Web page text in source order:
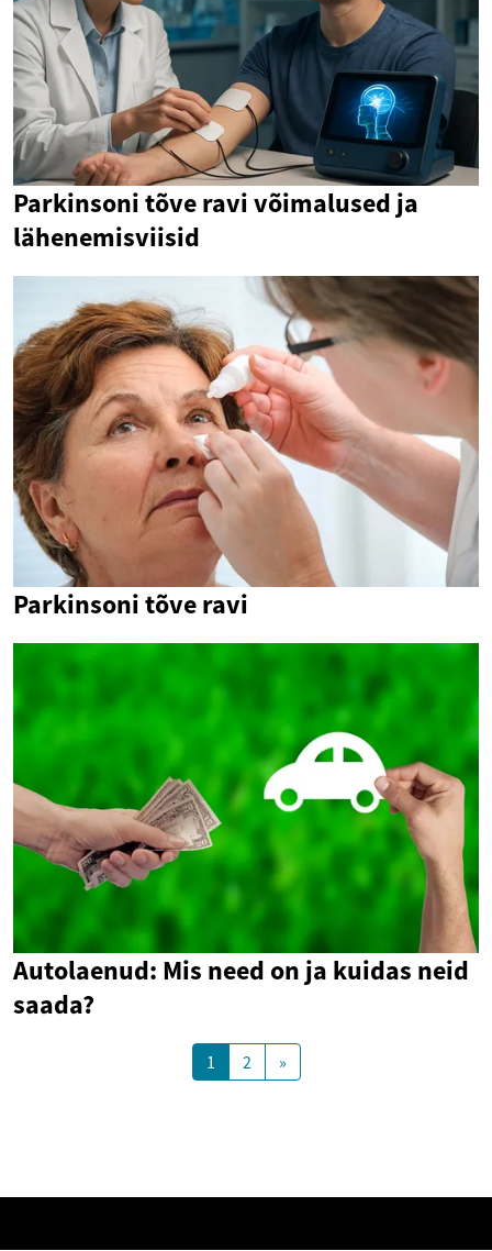
Parkinsoni tõve ravi võimalused ja
lähenemisviisid
Parkinsoni tõve ravi
Autolaenud: Mis need on ja kuidas neid
saada?
1 2 »